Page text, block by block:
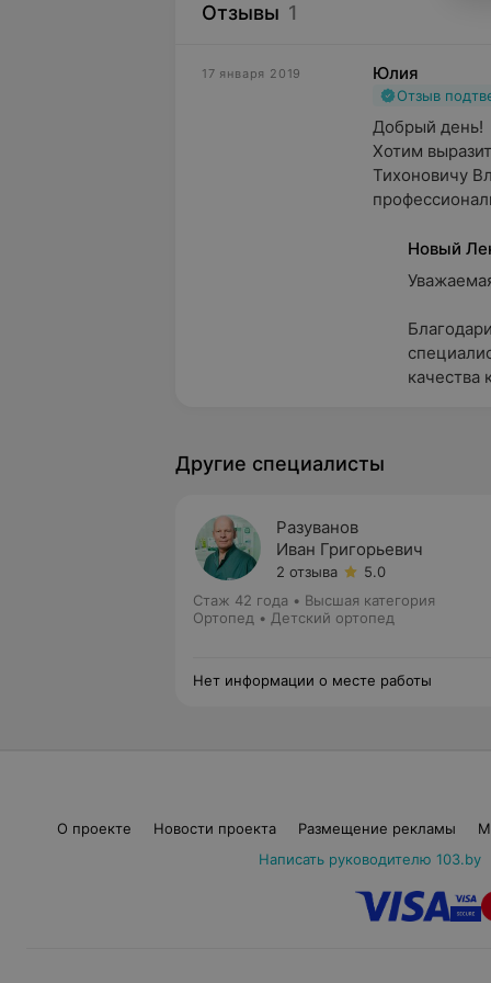
Отзывы 1
17 января 2019 Юлия
Отзыв
Добрый день!
Хотим
Тихоновичу
Новый
качества
Другие специалисты
Разуванов
Иван Григорьевич
2 отзыва
5.0
Стаж 42 года • Высшая категория
Ортопед • Детский ортопед
Нет информации о месте работы
О проекте Новости проекта Размещение рекламы
Написать руководителю 103.by